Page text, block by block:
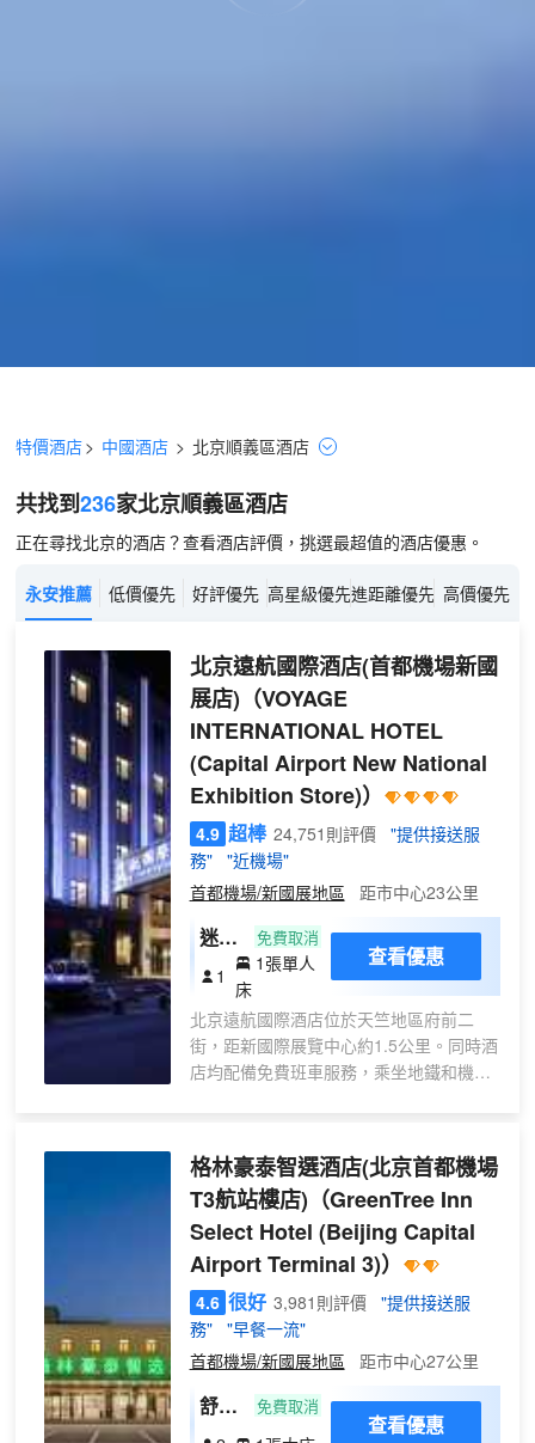
特價酒店> 中國酒店 > 北京順義區酒店
共找到236家北京順義區酒店
正在尋找北京的酒店？查看酒店評價，挑選最超值的酒店優惠。
永安推薦 低價優先 好評優先 高星級優先進距離優先 高價優先
北京遠航國際酒店(首都機場新國
展店) （VOYAGE
INTERNATIONAL HOTEL
(Capital Airport New National
Exhibition Store)）
4.9 超棒 24,751則評價
"提供接送服
務"
"近機場"
首都機場/新國展地區
距市中心23公里
迷你
單人
免費取消
1
1張單人
床
查看優惠
北京遠航國際酒店位於天竺地區府前二
街，距新國際展覽中心約1.5公里。同時酒
店均配備免費班車服務，乘坐地鐵和機場
店。
酒店內設有各類客房和會議室，所有客房
內免費提供WIFI，會議室能接待150人高
品質會議。酒店餐廳還可提供各地美食菜
餚。餐廳在經營過程中採取多種經營方
式，可以根據需要提供不同標準的早、
中、晚自助餐，還可提供風味現場製作
等。另設有會議室、健身室、咖啡休閒
區，中式茶吧等
格林豪泰智選酒店(北京首都機場
T3航站樓店) （GreenTree Inn
Select Hotel (Beijing Capital
Airport Terminal 3)）
4.6 很好 3,981則評價
"提供接送服
務"
"早餐一流"
首都機場/新國展地區
距市中心27公里
舒適
大床
免費取消
查看優惠